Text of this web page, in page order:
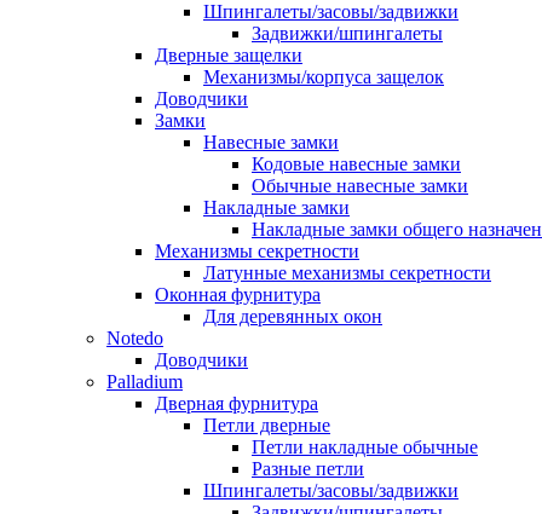
Шпингалеты/засовы/задвижки
Задвижки/шпингалеты
Дверные защелки
Механизмы/корпуса защелок
Доводчики
Замки
Навесные замки
Кодовые навесные замки
Обычные навесные замки
Накладные замки
Накладные замки общего
Механизмы секретности
Латунные механизмы секретности
Оконная фурнитура
Для деревянных окон
Notedo
Доводчики
Palladium
Дверная фурнитура
Петли дверные
Петли накладные обычные
Разные петли
Шпингалеты/засовы/задвижки